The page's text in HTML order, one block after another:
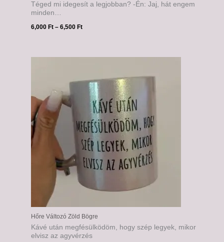
Téged mi idegesít a legjobban? -Én: Jaj, hát engem
minden…
6,000 Ft – 6,500 Ft
Hőre Változó Zöld Bögre
Kávé után megfésülködöm, hogy szép legyek, mikor
elvisz az agyvérzés
6,500 Ft